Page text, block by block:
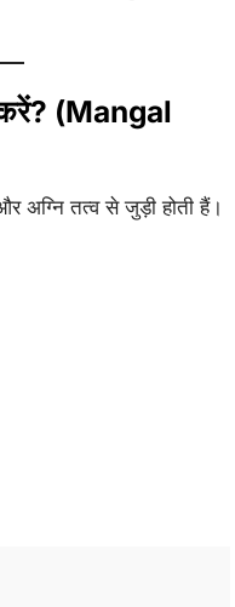
करें? (Mangal
अग्नि तत्व से जुड़ी होती हैं।